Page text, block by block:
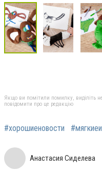
Якщо ви помітили помилку, виділіть
повідомити про це редакцію
#хорошиеновости
Анастасия Сиделева